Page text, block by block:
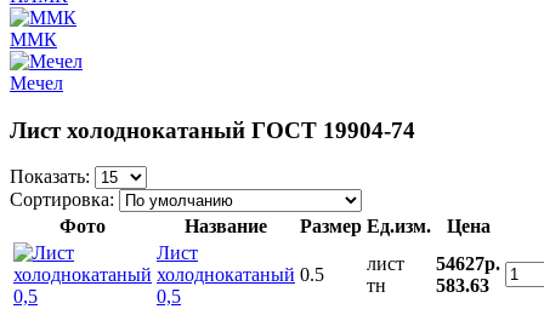
ММК
Мечел
Лист холоднокатаный ГОСТ 19904-74
Показать:
Сортировка:
Фото
Название Размер Ед.изм.
Цена
Лист
холоднокатаный
0,5
0.5
лист
тн
54627р.
583.63